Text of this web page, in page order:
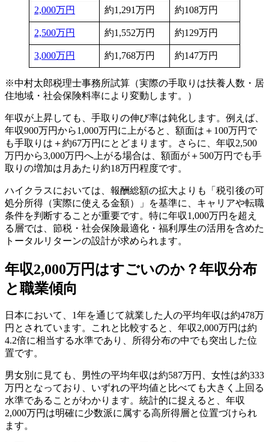
2,000万円 約1,291万円 約108万円
2,500万円 約1,552万円 約129万円
3,000万円 約1,768万円 約147万円
※中村太郎税理士事務所試算（実際の手取りは扶養人数・居
住地域・社会保険料率により変動します。）
年収が上昇しても、手取りの伸び率は鈍化します。例えば、
年収900万円から1,000万円に上がると、額面は＋100万円で
も手取りは＋約67万円にとどまります。さらに、年収2,500
万円から3,000万円へ上がる場合は、額面が＋500万円でも手
取りの増加は月あたり約18万円程度です。
ハイクラスにおいては、報酬総額の拡大よりも「税引後の可
処分所得（実際に使える金額）」を基準に、キャリアや転職
条件を判断することが重要です。特に年収1,000万円を超え
る層では、節税・社会保険最適化・福利厚生の活用を含めた
トータルリターンの設計が求められます。
年収2,000万円はすごいのか？年収分布
と職業傾向
日本において、1年を通じて就業した人の平均年収は約478万
円とされています。これと比較すると、年収2,000万円は約
4.2倍に相当する水準であり、所得分布の中でも突出した位
置です。
男女別に見ても、男性の平均年収は約587万円、女性は約333
万円となっており、いずれの平均値と比べても大きく上回る
水準であることがわかります。統計的に捉えると、年収
2,000万円は明確に少数派に属する高所得層と位置づけられ
ます。